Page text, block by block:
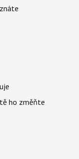
ho změňte